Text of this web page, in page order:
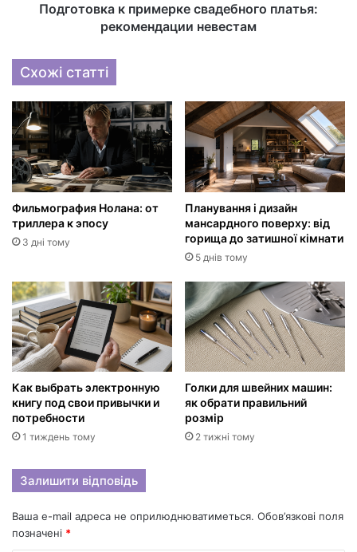
Подготовка к примерке свадебного платья:
рекомендации невестам
Схожі статті
Фильмография Нолана: от
триллера к эпосу
3 дні тому
Планування і дизайн
мансардного поверху: від
горища до затишної кімнати
5 днів тому
Как выбрать электронную
книгу под свои привычки и
потребности
1 тиждень тому
Голки для швейних машин:
як обрати правильний
розмір
2 тижні тому
Залишити відповідь
Ваша e-mail адреса не оприлюднюватиметься. Обов’язкові поля
позначені *